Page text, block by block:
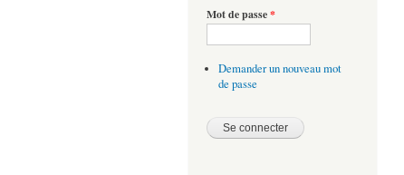
Mot de passe*
Demander un nouveau mot
de passe